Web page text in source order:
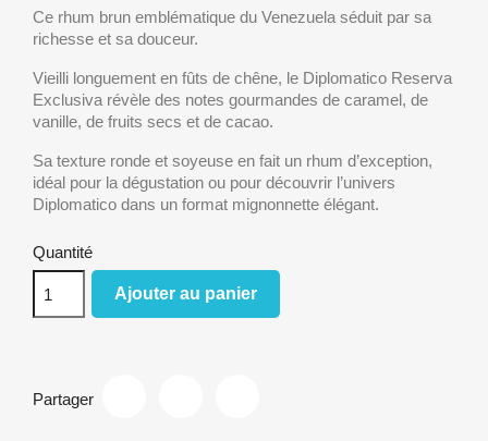
Ce rhum brun emblématique du Venezuela séduit par sa
richesse et sa douceur.
Vieilli longuement en fûts de chêne, le Diplomatico Reserva
Exclusiva révèle des notes gourmandes de caramel, de
vanille, de fruits secs et de cacao.
Sa texture ronde et soyeuse en fait un rhum d’exception,
idéal pour la dégustation ou pour découvrir l’univers
Diplomatico dans un format mignonnette élégant.
Quantité
Ajouter au panier
Partager